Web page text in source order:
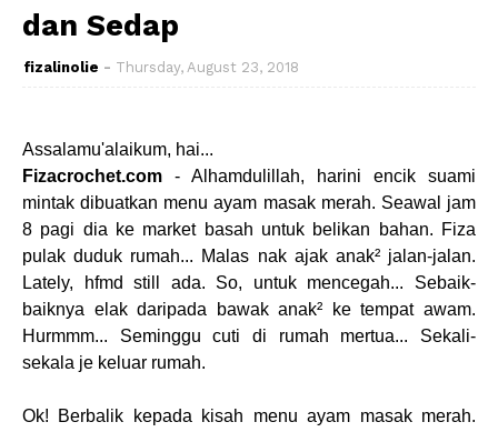
dan Sedap
fizalinolie Thursday, August 23, 2018
Assalamu'alaikum, hai...
Fizacrochet.com - Alhamdulillah, harini encik suami
mintak dibuatkan menu ayam masak merah. Seawal jam
8 pagi dia ke market basah untuk belikan bahan. Fiza
pulak duduk rumah... Malas nak ajak anak² jalan-jalan.
Lately, hfmd still ada. So, untuk mencegah... Sebaik-
baiknya elak daripada bawak anak² ke tempat awam.
Hurmmm... Seminggu cuti di rumah mertua... Sekali-
sekala je keluar rumah.
Ok! Berbalik kepada kisah menu ayam masak merah.